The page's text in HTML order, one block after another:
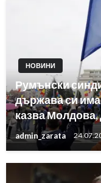
НОВИНИ
Румънски
държава си
казва Молдова,
admin_zarata